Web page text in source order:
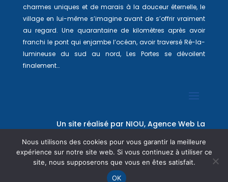
charmes uniques et de marais à la douceur éternelle, le
village en lui-même s’imagine avant de s’offrir vraiment
au regard. Une quarantaine de kilomètres après avoir
franchi le pont qui enjambe l’océan, avoir traversé Ré-la-
lumineuse du sud au nord, Les Portes se dévoilent
finalement…
Un site réalisé par NIOU, Agence Web La
Nous utilisons des cookies pour vous garantir la meilleure
expérience sur notre site web. Si vous continuez à utiliser ce
site, nous supposerons que vous en êtes satisfait.
OK